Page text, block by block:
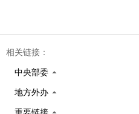
相关链接：
中央部委
地方外办
重要链接